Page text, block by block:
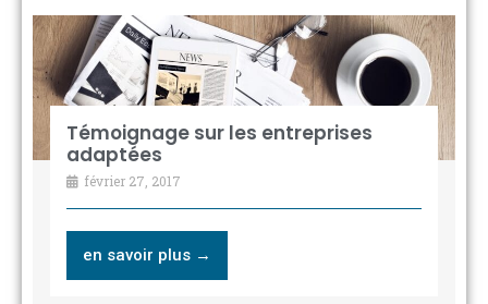
Témoignage sur les entreprises
adaptées
février 27, 2017
en savoir plus →